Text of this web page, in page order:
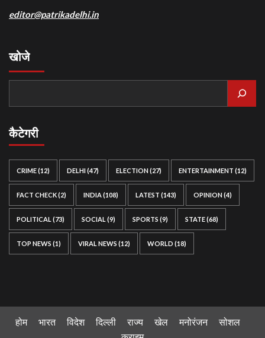
editor@patrikadelhi.in
खोजे
कैटेगरी
CRIME(12) DELHI(47) ELECTION(27) ENTERTAINMENT (12)
FACT CHECK(2) INDIA(108) LATEST (143) OPINION(4)
POLITICAL (73) SOCIAL (9) SPORTS (9) STATE(68)
TOP NEWS (1) VIRAL NEWS (12) WORLD (18)
होम भारत विदेश दिल्ली राज्य खेल मनोरंजन
सोशल